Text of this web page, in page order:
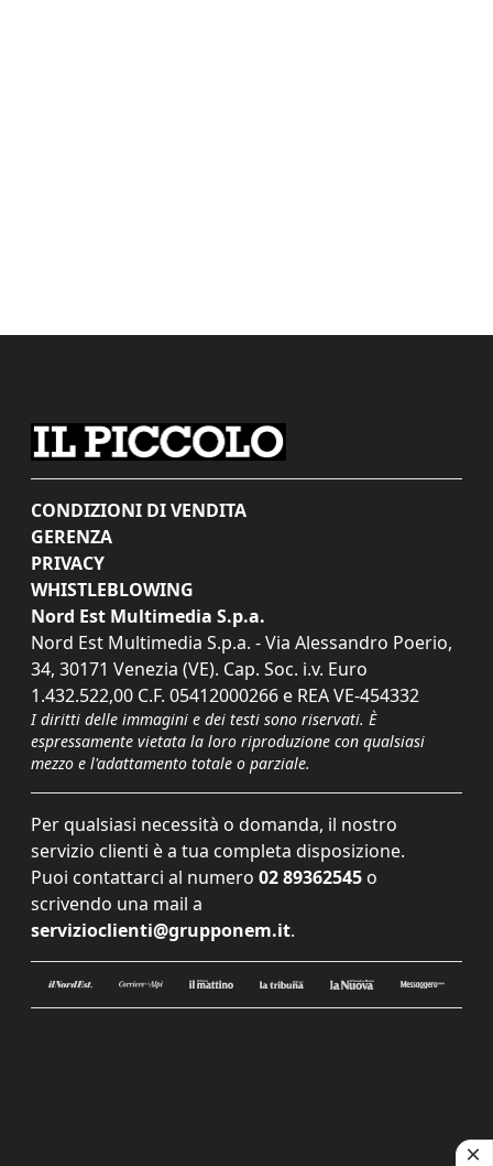
CONDIZIONI DI VENDITA
GERENZA
PRIVACY
WHISTLEBLOWING
Nord Est Multimedia S.p.a.
Nord Est Multimedia S.p.a. - Via Alessandro Poerio,
34, 30171 Venezia (VE). Cap. Soc. i.v. Euro
1.432.522,00 C.F. 05412000266 e REA VE-454332
I diritti delle immagini e dei testi sono riservati. È
espressamente vietata la loro riproduzione con qualsiasi
mezzo e l'adattamento totale o parziale.
Per qualsiasi necessità o domanda, il nostro
servizio clienti è a tua completa disposizione.
Puoi contattarci al numero 02 89362545 o
scrivendo una mail a
servizioclienti@grupponem.it.